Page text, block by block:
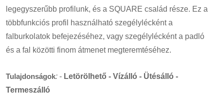
legegyszerűbb profilunk, és a SQUARE család része. Ez a
többfunkciós profil használható szegélylécként a
falburkolatok befejezéséhez, vagy szegélylécként a padló
és a fal közötti finom átmenet megteremtéséhez.
Tulajdonságok: - Letörölhető - Vízálló - Ütésálló -
Termeszálló